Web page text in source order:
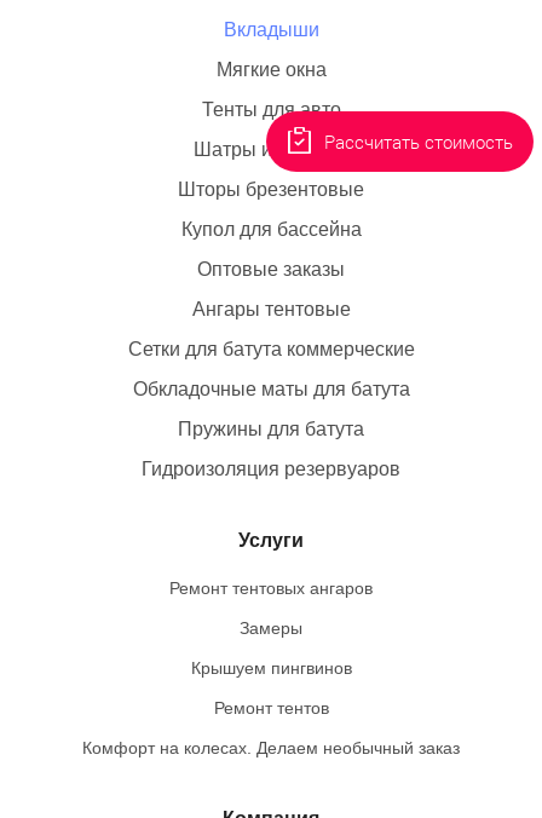
Вкладыши
Мягкие окна
Тенты для авто
Шатры и палатки
Шторы брезентовые
Купол для бассейна
Оптовые заказы
Ангары тентовые
Сетки для батута коммерческие
Обкладочные маты для батута
Пружины для батута
Гидроизоляция резервуаров
Услуги
Ремонт тентовых ангаров
Замеры
Крышуем пингвинов
Ремонт тентов
Комфорт на колесах. Делаем необычный заказ
Рассчитать стоимость